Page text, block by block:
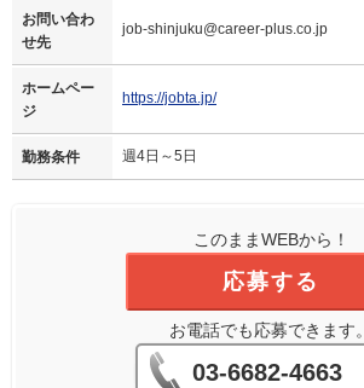
お問い合わ
せ先
job-shinjuku@career-plus.co.jp
ホームペー
ジ
https://jobta.jp/
勤務条件 週4日～5日
このままWEBから！
応募する
お電話でも応募できます。
03-6682-4663